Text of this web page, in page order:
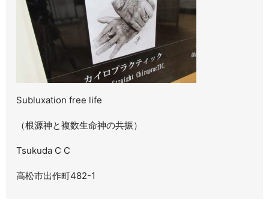
Subluxation free life
（根源神と複数生命神の共振）
Tsukuda C C
高松市出作町482-1